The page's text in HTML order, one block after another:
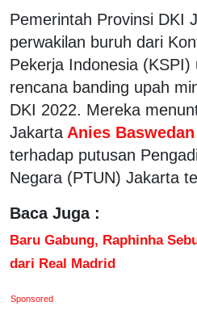
Pemerintah Provinsi DKI
perwakilan buruh dari
Pekerja Indonesia
rencana banding upah
DKI 2022. Mereka
Jakarta Anies Baswedan
terhadap putusan
Negara (PTUN) Jakarta
Baca Juga :
Baru Gabung, Raphinha
dari Real Madrid
Sponsored